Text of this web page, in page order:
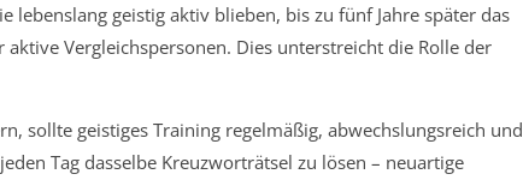
lebenslang geistig aktiv blieben, bis zu fünf Jahre später das
Vergleichspersonen. Dies unterstreicht die Rolle der
sollte geistiges Training regelmäßig, abwechslungsreich und
Tag dasselbe Kreuzworträtsel zu lösen – neuartige